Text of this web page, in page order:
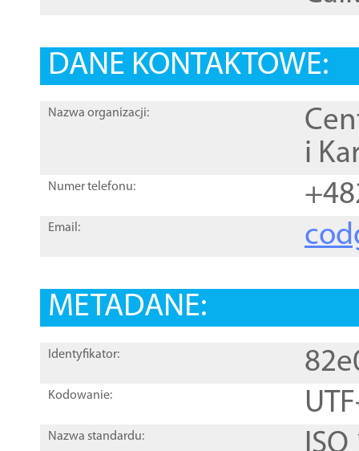
DANE KONTAKTOWE:
Nazwa organizacji:
i
Numer telefonu:
Email:
METADANE:
Identyfikator:
Kodowanie:
Nazwa standardu: